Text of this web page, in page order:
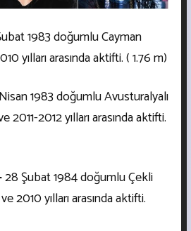
1983 doğumlu Cayman
yılları arasında aktifti. ( 1.76 m)
1983 doğumlu Avusturalyalı
2012 yılları arasında aktifti.
28 Şubat 1984 doğumlu Çekli
2010 yılları arasında aktifti.